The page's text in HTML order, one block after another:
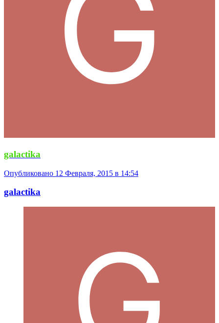
galactika
Опубликовано 12 Февраля, 2015 в 14:54
galactika